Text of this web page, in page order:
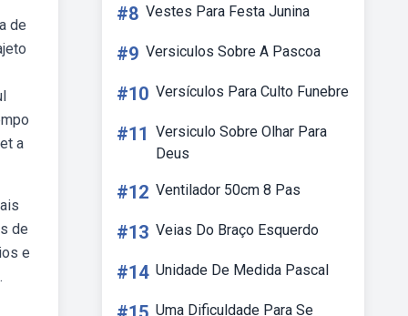
de
a
de
e
#8 Vestes Para Festa Junina
#9 Versiculos Sobre A Pascoa
#10 Versículos Para Culto Funebre
#11 Versiculo Sobre Olhar Para
Deus
#12 Ventilador 50cm 8 Pas
#13 Veias Do Braço Esquerdo
#14 Unidade De Medida Pascal
Uma Dificuldade Para Se